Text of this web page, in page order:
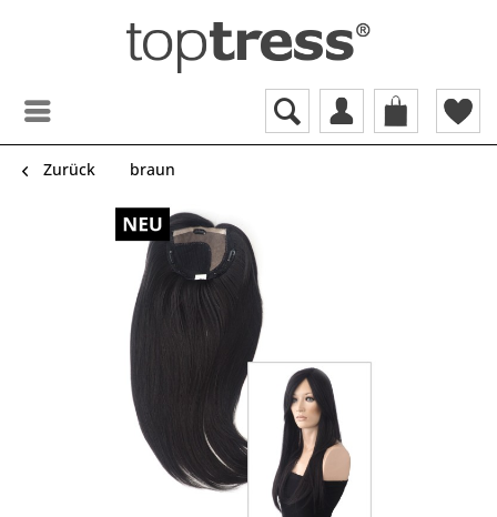
Zurück braun